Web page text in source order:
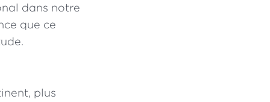
dans notre
que ce
plus